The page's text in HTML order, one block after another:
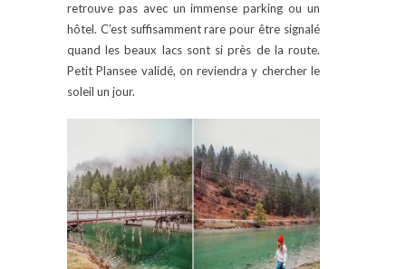
retrouve pas avec un immense parking ou un
hôtel. C’est suffisamment rare pour être signalé
quand les beaux lacs sont si près de la route.
Petit Plansee validé, on reviendra y chercher le
soleil un jour.